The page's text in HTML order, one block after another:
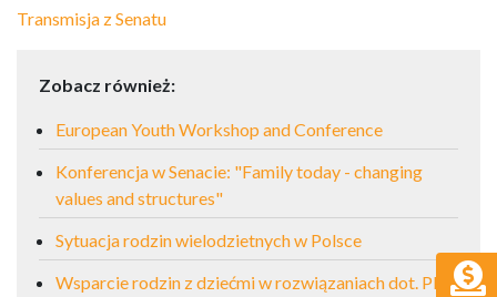
Transmisja z Senatu
Zobacz również:
European Youth Workshop and Conference
Konferencja w Senacie: "Family today - changing
values and structures"
Sytuacja rodzin wielodzietnych w Polsce
Wsparcie rodzin z dziećmi w rozwiązaniach dot. PIT